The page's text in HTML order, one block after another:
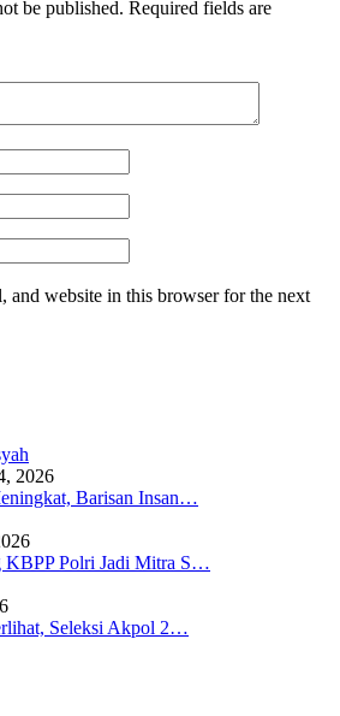
be published. Required fields are
and website in this browser for the next
2026
Barisan Insan…
KBPP Polri Jadi Mitra S…
Seleksi Akpol 2…